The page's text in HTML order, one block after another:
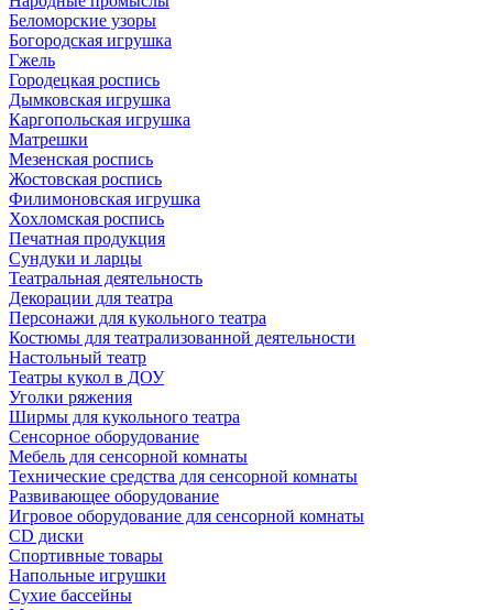
Беломорские узоры
Богородская игрушка
Гжель
Городецкая роспись
Дымковская игрушка
Каргопольская игрушка
Матрешки
Мезенская роспись
Жостовская роспись
Филимоновская игрушка
Хохломская роспись
Печатная продукция
Сундуки и ларцы
Театральная деятельность
Декорации для театра
Персонажи для кукольного театра
Костюмы для театрализованной деятельности
Настольный театр
Театры кукол в ДОУ
Уголки ряжения
Ширмы для кукольного театра
Сенсорное оборудование
Мебель для сенсорной комнаты
Технические средства для сенсорной комнаты
Развивающее оборудование
Игровое оборудование для сенсорной комнаты
CD диски
Спортивные товары
Напольные игрушки
Сухие бассейны